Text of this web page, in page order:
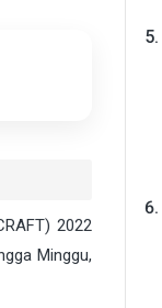
2022
Minggu,